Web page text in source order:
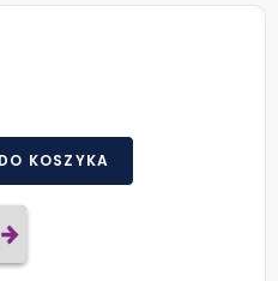
KOSZYKA